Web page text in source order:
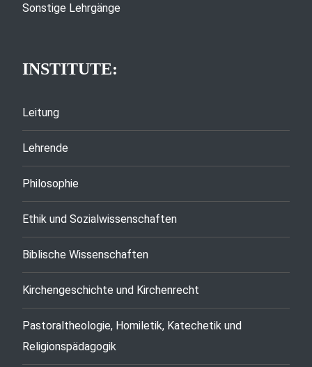
Sonstige Lehrgänge
INSTITUTE:
Leitung
Lehrende
Philosophie
Ethik und Sozialwissenschaften
Biblische Wissenschaften
Kirchengeschichte und Kirchenrecht
Pastoraltheologie, Homiletik, Katechetik und
Religionspädagogik